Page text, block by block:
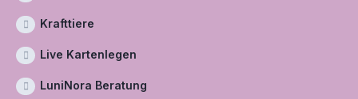
Krafttiere
Live Kartenlegen
LuniNora Beratung